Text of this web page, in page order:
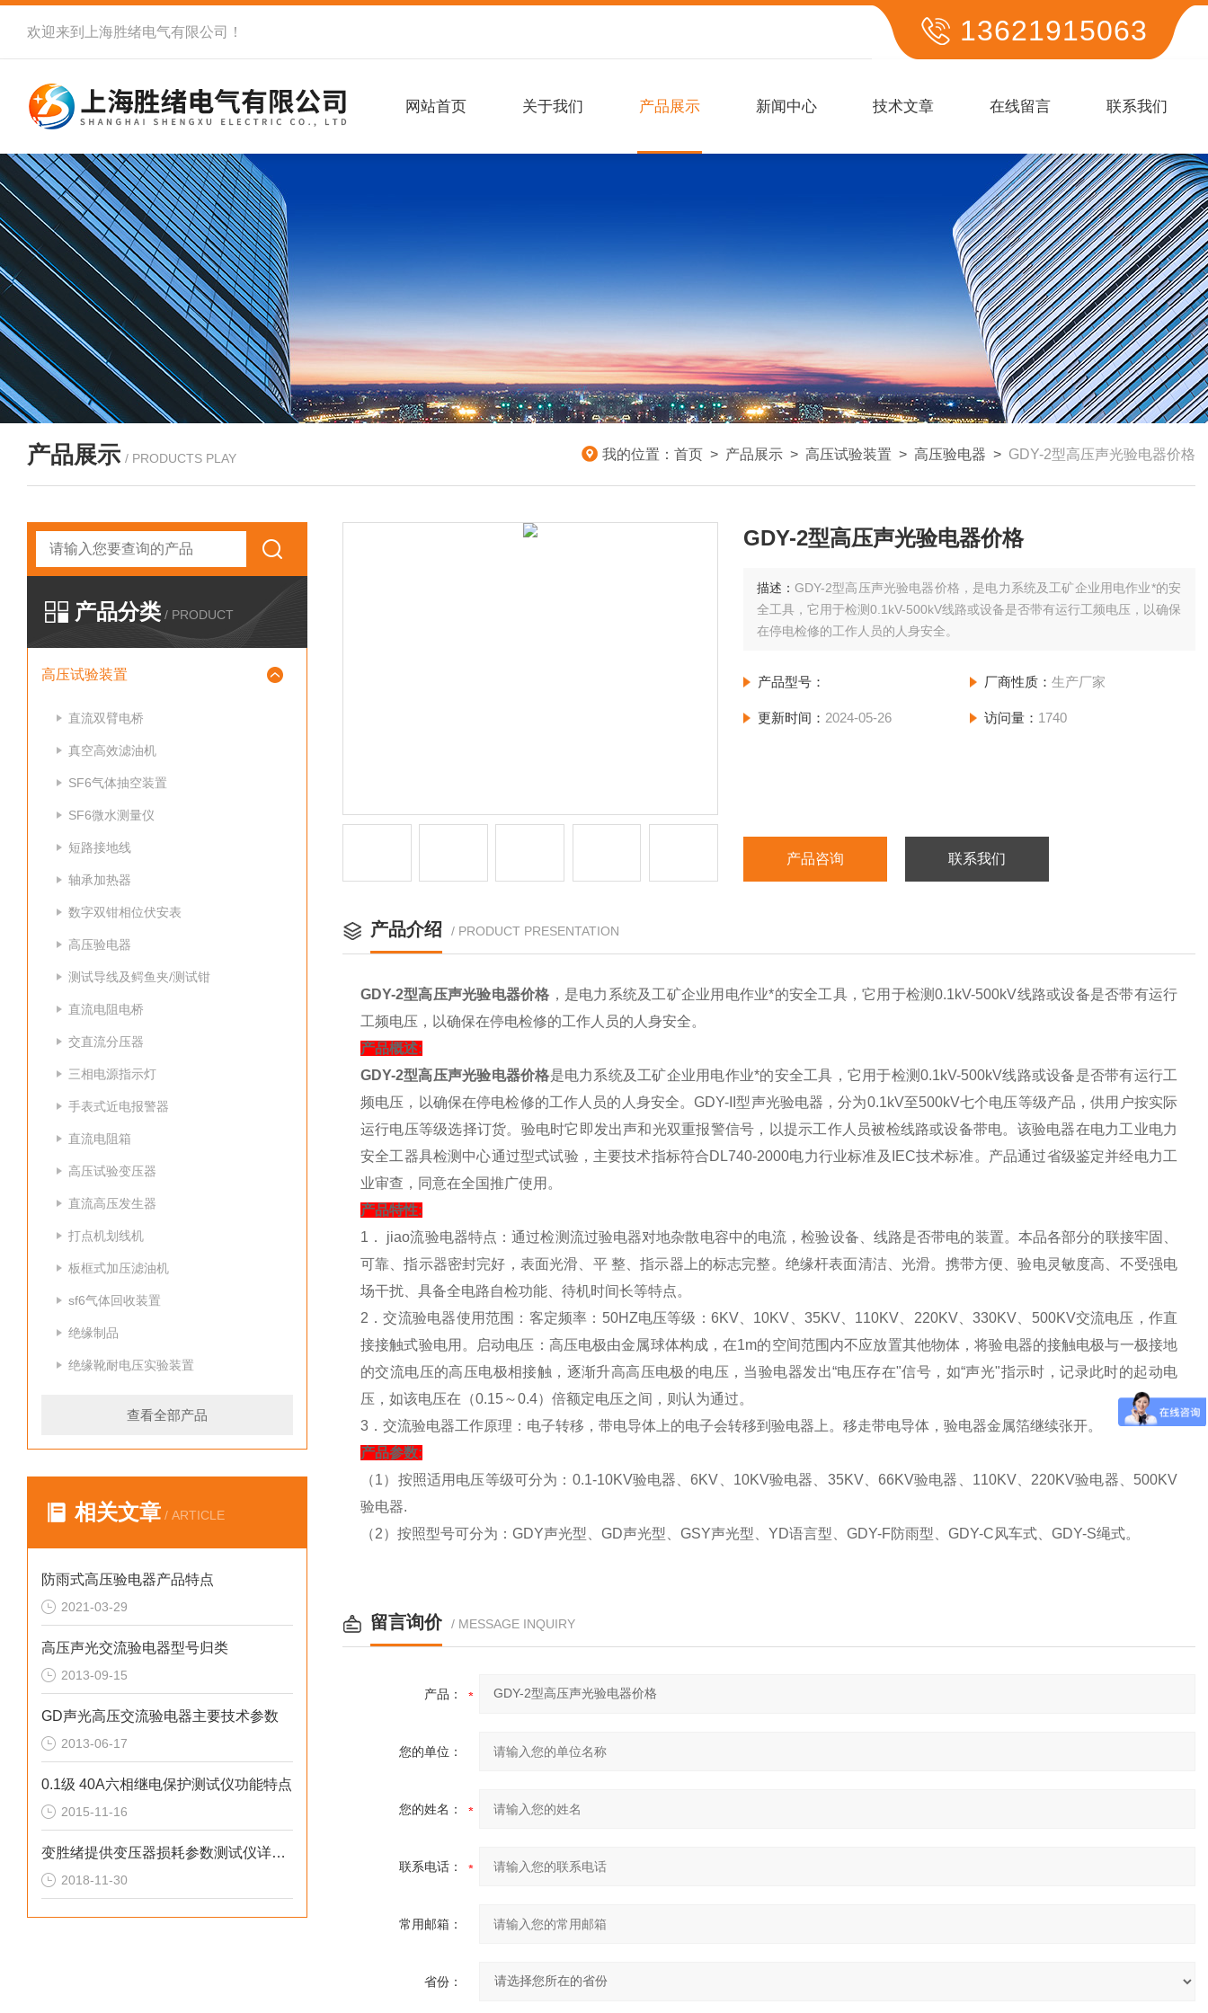
欢迎来到 上海胜绪电气有限公司 ！ 13621915063
网站首页 关于我们 产品展示 新闻中心 技术文章 在线留言 联系我们
产品展示 / PRODUCTS PLAY 我的位置： 首页 > 产品展示 > 高压试验装置 > 高压验电器 > GDY-2型高压声光验电器价格
产品分类 / PRODUCT
高压试验装置
直流双臂电桥
真空高效滤油机
SF6气体抽空装置
SF6微水测量仪
短路接地线
轴承加热器
数字双钳相位伏安表
高压验电器
测试导线及鳄鱼夹/测试钳
直流电阻电桥
交直流分压器
三相电源指示灯
手表式近电报警器
直流电阻箱
高压试验变压器
直流高压发生器
打点机划线机
板框式加压滤油机
sf6气体回收装置
绝缘制品
绝缘靴耐电压实验装置
查看全部产品
相关文章 / ARTICLE
防雨式高压验电器产品特点
2021-03-29
高压声光交流验电器型号归类
2013-09-15
GD声光高压交流验电器主要技术参数
2013-06-17
0.1级 40A六相继电保护测试仪功能特点
2015-11-16
变胜绪提供变压器损耗参数测试仪详细介绍
2018-11-30
GDY-2型高压声光验电器价格
描述：GDY-2型高压声光验电器价格，是电力系统及工矿企业用电作业*的安
全工具，它用于检测0.1kV-500kV线路或设备是否带有运行工频电压，以确保
在停电检修的工作人员的人身安全。
产品型号： 厂商性质： 生产厂家
更新时间： 2024-05-26 访问量： 1740
产品咨询 联系我们
产品介绍 / PRODUCT PRESENTATION
GDY-2型高压声光验电器价格 ，是电力系统及工矿企业用电作业*的安全工具，它用于检测0.1kV-500kV线路或设备是否带有运行
工频电压，以确保在停电检修的工作人员的人身安全。
产品概述:
GDY-2型高压声光验电器价格是电力系统及工矿企业用电作业*的安全工具，它用于检测0.1kV-500kV线路或设备是否带有运行工
频电压，以确保在停电检修的工作人员的人身安全。GDY-II型声光验电器，分为0.1kV至500kV七个电压等级产品，供用户按实际
运行电压等级选择订货。验电时它即发出声和光双重报警信号，以提示工作人员被检线路或设备带电。该验电器在电力工业电力
安全工器具检测中心通过型式试验，主要技术指标符合DL740-2000电力行业标准及IEC技术标准。产品通过省级鉴定并经电力工
业审查，同意在全国推广使用。
产品特性:
1． jiao流验电器特点：通过检测流过验电器对地杂散电容中的电流，检验设备、线路是否带电的装置。本品各部分的联接牢固、
可靠、指示器密封完好，表面光滑、平 整、指示器上的标志完整。绝缘杆表面清洁、光滑。携带方便、验电灵敏度高、不受强电
场干扰、具备全电路自检功能、待机时间长等特点。
2．交流验电器使用范围：客定频率：50HZ电压等级：6KV、10KV、35KV、110KV、220KV、330KV、500KV交流电压，作直
接接触式验电用。启动电压：高压电极由金属球体构成，在1m的空间范围内不应放置其他物体，将验电器的接触电极与一极接地
的交流电压的高压电极相接触，逐渐升高高压电极的电压，当验电器发出“电压存在"信号，如“声光"指示时，记录此时的起动电
压，如该电压在（0.15～0.4）倍额定电压之间，则认为通过。
3．交流验电器工作原理：电子转移，带电导体上的电子会转移到验电器上。移走带电导体，验电器金属箔继续张开。
产品参数:
（1）按照适用电压等级可分为：0.1-10KV验电器、6KV、10KV验电器、35KV、66KV验电器、110KV、220KV验电器、500KV
验电器.
（2）按照型号可分为：GDY声光型、GD声光型、GSY声光型、YD语言型、GDY-F防雨型、GDY-C风车式、GDY-S绳式。
留言询价 / MESSAGE INQUIRY
产品：
您的单位：
您的姓名：
联系电话：
常用邮箱：
省份：